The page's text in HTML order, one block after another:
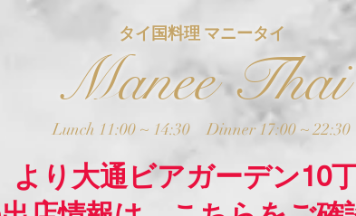
タイ国料理 マニータイ
Manee Thai
Lunch 11:00 ~ 14:30Dinner 17:00 ~ 22:30
より大通ビアガーデン10